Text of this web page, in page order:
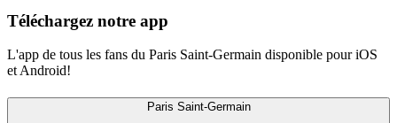
Téléchargez notre app
L'app de tous les fans du Paris Saint-Germain disponible pour iOS
et Android!
Paris Saint-Germain